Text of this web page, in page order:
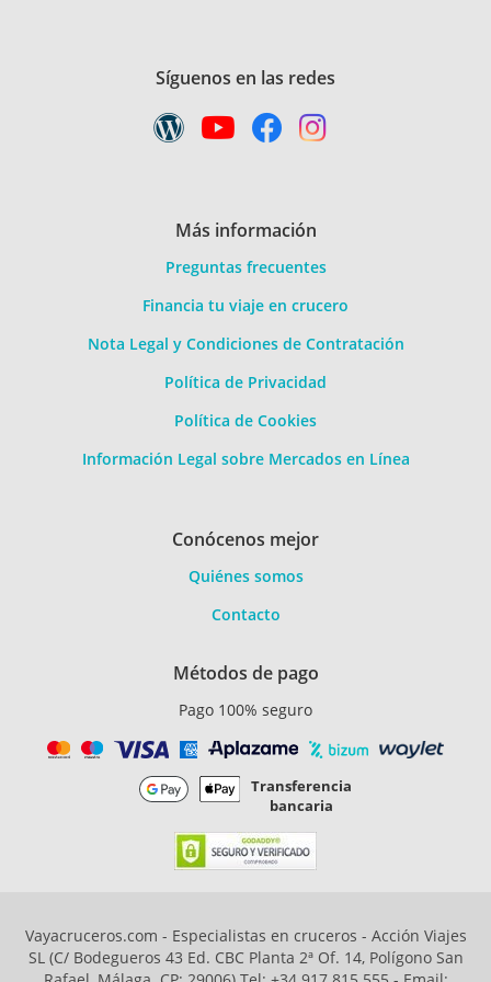
Síguenos en las redes
Más información
Preguntas frecuentes
Financia tu viaje en crucero
Nota Legal y Condiciones de Contratación
Política de Privacidad
Política de Cookies
Información Legal sobre Mercados en Línea
Conócenos mejor
Quiénes somos
Contacto
Métodos de pago
Pago 100% seguro
Transferencia
bancaria
Vayacruceros.com - Especialistas en cruceros - Acción Viajes
SL (C/ Bodegueros 43 Ed. CBC Planta 2ª Of. 14, Polígono San